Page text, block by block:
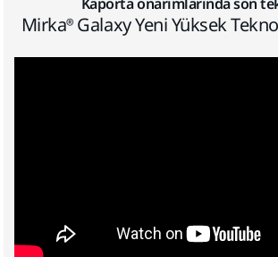
Mirka® Galaxy Yeni Yüksek